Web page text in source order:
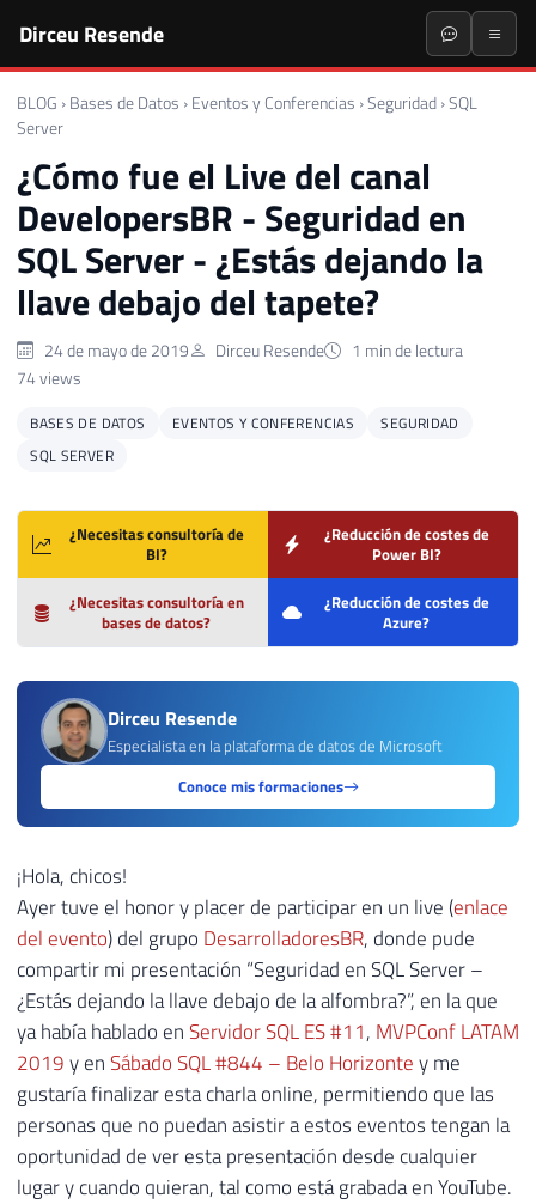
Dirceu Resende
BLOG › Bases de Datos › Eventos y Conferencias ›Seguridad ›SQL
Server
¿Cómo fue el Live del canal
DevelopersBR - Seguridad en
SQL Server - ¿Estás dejando la
llave debajo del tapete?
24 de mayo de 2019 Dirceu Resende
1 min de lectura
74 views
BASES DE DATOS EVENTOS Y CONFERENCIAS
SEGURIDAD
SQL SERVER
¿Necesitas consultoría de
BI?
¿Reducción de costes de
Power BI?
¿Necesitas consultoría en
bases de datos?
¿Reducción de costes de
Azure?
Dirceu Resende
Especialista en la plataforma de datos de Microsoft
Conoce mis formaciones
¡Hola, chicos!
Ayer tuve el honor y placer de participar en un live (enlace
del evento) del grupo DesarrolladoresBR, donde pude
compartir mi presentación “Seguridad en SQL Server –
¿Estás dejando la llave debajo de la alfombra?”, en la que
ya había hablado enServidor SQL ES #11, MVPConf LATAM
2019y enSábado SQL #844 – Belo Horizontey me
gustaría finalizar esta charla online, permitiendo que las
personas que no puedan asistir a estos eventos tengan la
oportunidad de ver esta presentación desde cualquier
lugar y cuando quieran, tal como está grabada en YouTube.